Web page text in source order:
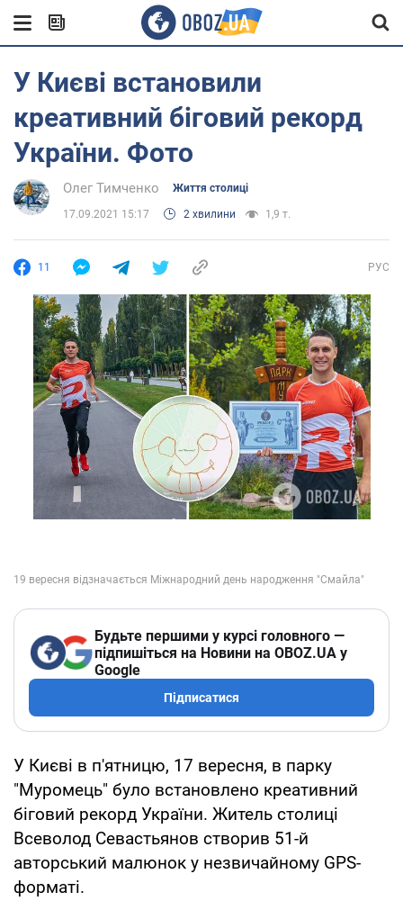
У Києві встановили
креативний біговий рекорд
України. Фото
Олег Тимченко Життя столиці
17.09.2021 15:17 2 хвилини 1,9 т.
11 РУС
Будьте першими у курсі головного —
підпишіться на Новини на OBOZ.UA у
Google
Підписатися
У Києві в п'ятницю, 17 вересня, в парку
"Муромець" було встановлено креативний
біговий рекорд України. Житель столиці
Всеволод Севастьянов створив 51-й
авторський малюнок у незвичайному GPS-
форматі.